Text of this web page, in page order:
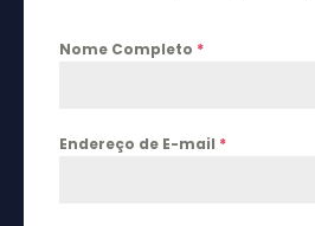
Nome Completo *
Endereço de E-mail *